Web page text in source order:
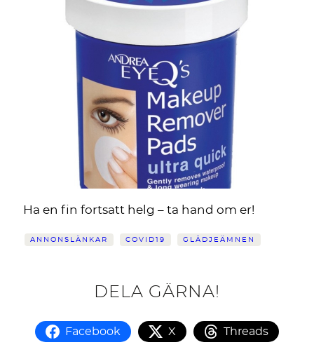
Ha en fin fortsatt helg – ta hand om er!
ANNONSLÄNKAR COVID19 GLÄDJEÄMNEN
DELA GÄRNA!
Facebook X Threads